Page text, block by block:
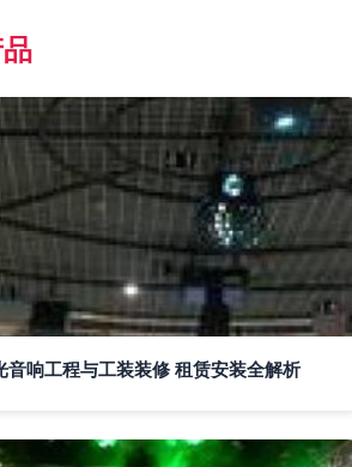
音响工程与工装装修 租赁安装全解析